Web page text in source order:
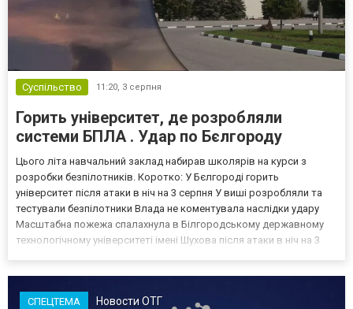
Суспільство 11:20, 3 серпня
Горить університет, де розробляли
системи БПЛА . Удар по Бєлгороду
Цього літа навчальний заклад набирав школярів на курси з
розробки безпілотників. Коротко: У Бєлгороді горить
університет після атаки в ніч на 3 серпня У виші розробляли та
тестували безпілотники Влада не коментувала наслідки удару
Масштабна пожежа спалахнула в Білгородському державному
технологічному університеті імені Шухова після атаки в ніч на 3
СПЕЦТЕМА Новости ОТГ